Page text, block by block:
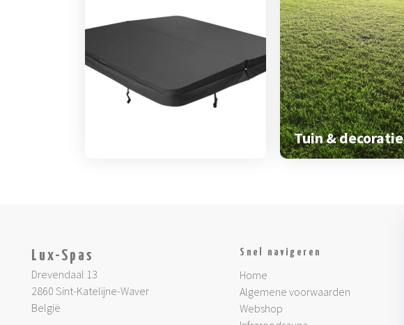
Spa & zwemspa
Tuin & decoratie
Lux-Spas
Drevendaal 13
2860 Sint-Katelijne-Waver
België
Snel navigeren
Home
Algemene voorwaarden
Webshop